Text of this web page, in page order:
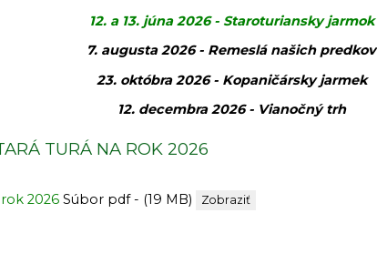
12. a 13. júna 2026 - Staroturiansky jarmok
7. augusta 2026 - Remeslá našich predkov
23. októbra 2026 - Kopaničársky jarmek
12. decembra 2026 - Vianočný trh
TURÁ NA ROK 2026
2026 Súbor pdf - (19 MB) Zobraziť